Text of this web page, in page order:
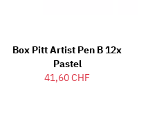
Box Pitt Artist Pen B 12x
Pastel
41,60 CHF